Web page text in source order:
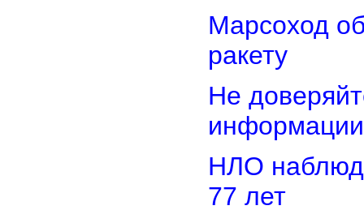
Марсоход
ракету
Не
информации
НЛО
77 лет